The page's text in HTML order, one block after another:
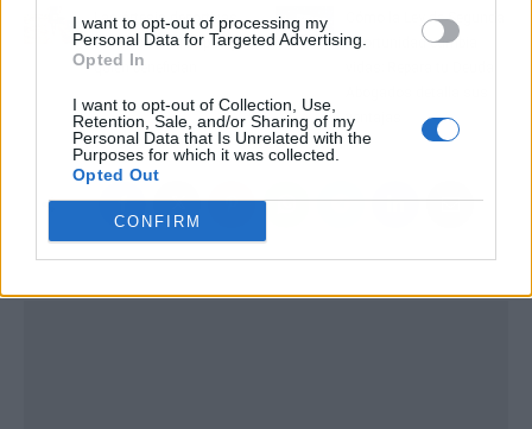
I want to opt-out of processing my
Personal Data for Targeted Advertising.
Opted In
I want to opt-out of Collection, Use,
Retention, Sale, and/or Sharing of my
Personal Data that Is Unrelated with the
Purposes for which it was collected.
Opted Out
CONFIRM
Las órtesis deportivas
su función sus tipos y a
quién benefician
Cómo la Ley de Segunda
Oportunidad cambia
ventajas